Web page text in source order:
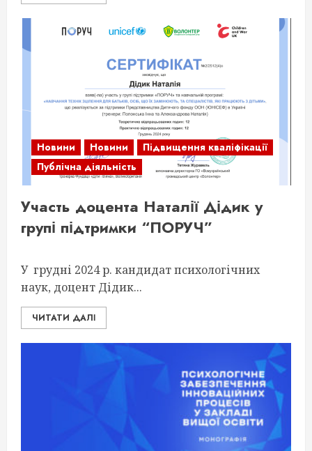
Новини Новини
Підвищення кваліфікації
Публічна діяльність
Участь доцента Наталії Дідик у
групі підтримки “ПОРУЧ”
У грудні 2024 р. кандидат психологічних
наук, доцент Дідик...
ЧИТАТИ ДАЛІ